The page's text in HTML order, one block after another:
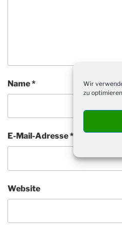
Wir
zu
Name*
E-Mail-Adresse*
Website